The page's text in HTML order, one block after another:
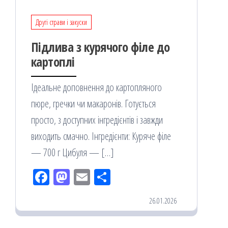
Другі страви і закуски
Підлива з курячого філе до
картоплі
Ідеальне доповнення до картопляного
пюре, гречки чи макаронів. Готується
просто, з доступних інгредієнтів і завжди
виходить смачно. Інгредієнти: Куряче філе
— 700 г Цибуля — […]
Fac
oo
M
od
Em
ит 26.01.2026